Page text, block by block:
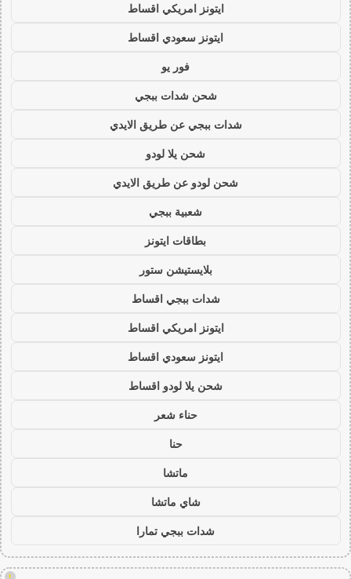
ايتونز امريكي اقساط
ايتونز سعودي اقساط
فور يو
شحن شدات ببجي
شدات ببجي عن طريق الايدي
شحن يلا لودو
شحن لودو عن طريق الايدي
شعبية ببجي
بطاقات ايتونز
بلايستيشن ستور
شدات ببجي اقساط
ايتونز امريكي اقساط
ايتونز سعودي اقساط
شحن يلا لودو اقساط
حناء شعر
حنا
ماتشا
شاي ماتشا
شدات ببجي تمارا